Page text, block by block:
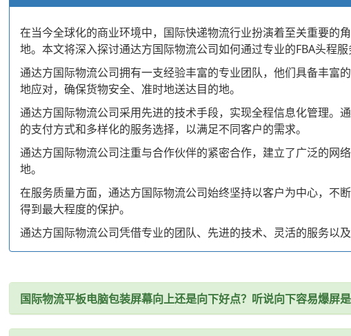
在当今全球化的商业环境中，国际快递物流行业扮演着至关重要的
地。本文将深入探讨通达方国际物流公司如何通过专业的FBA头程
通达方国际物流公司拥有一支经验丰富的专业团队，他们具备丰富
地应对，确保货物安全、准时地送达目的地。
通达方国际物流公司采用先进的技术手段，实现全程信息化管理。
的支付方式和多样化的服务选择，以满足不同客户的需求。
通达方国际物流公司注重与合作伙伴的紧密合作，建立了广泛的网
地。
在服务质量方面，通达方国际物流公司始终坚持以客户为中心，不
得到最大程度的保护。
通达方国际物流公司凭借专业的团队、先进的技术、灵活的服务以
国际物流平板电脑包装屏幕向上还是向下好点？听说向下容易爆屏是